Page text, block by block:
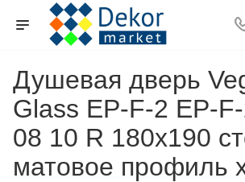
Душевая дверь
Glass EP-F-2 EP-
08 10 R 180х190
матовое профиль